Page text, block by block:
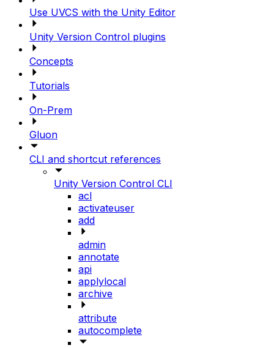
Use UVCS with the Unity Editor
Unity Version Control plugins
Concepts
Tutorials
On-Prem
Gluon
CLI and shortcut references
Unity Version Control CLI
acl
activateuser
add
admin
annotate
api
applylocal
archive
attribute
autocomplete